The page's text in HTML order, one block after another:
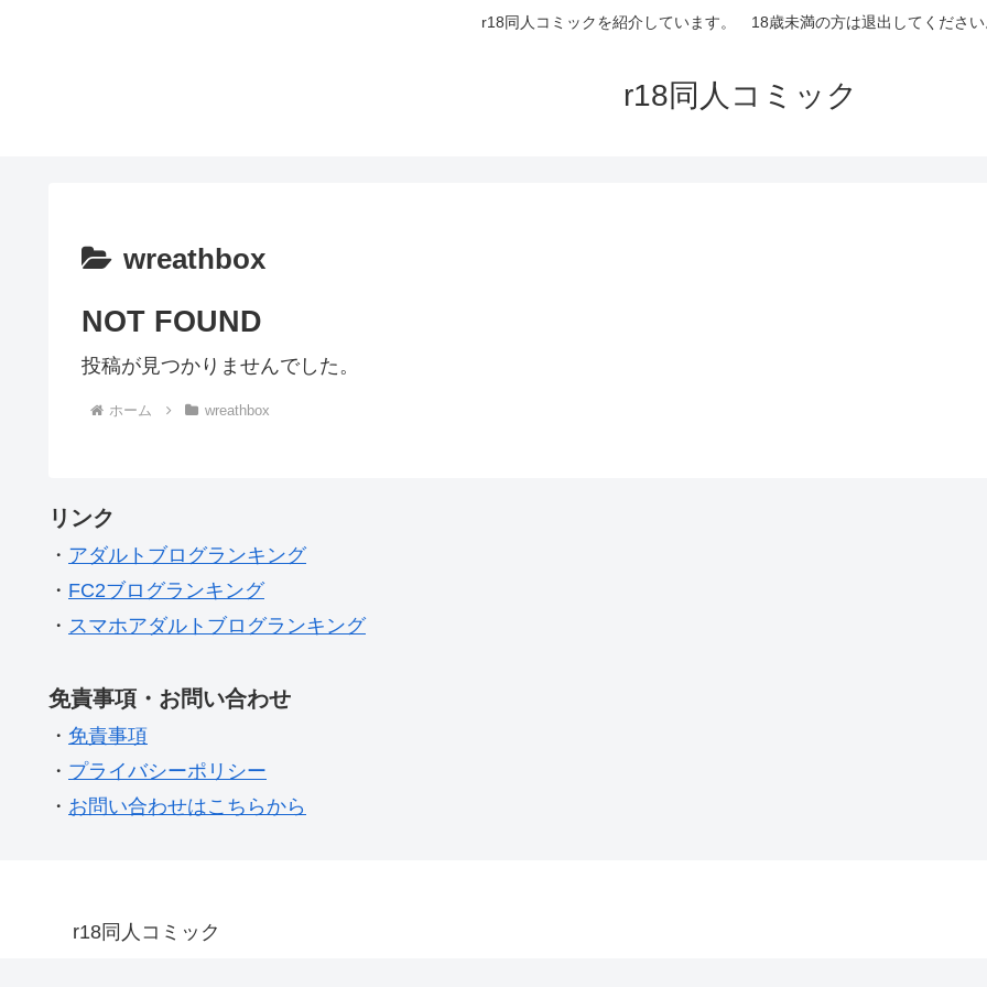
r18同人コミックを紹介しています。 18歳未満の方は退出してください
r18同人コミック
wreathbox
NOT FOUND
投稿が見つかりませんでした。
ホーム wreathbox
リンク
・ アダルトブログランキング
・ FC2ブログランキング
・ スマホアダルトブログランキング
免責事項・お問い合わせ
・ 免責事項
・ プライバシーポリシー
・ お問い合わせはこちらから
r18同人コミック